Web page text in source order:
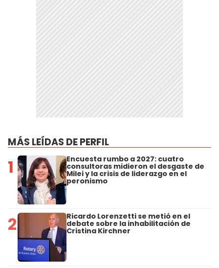
MÁS LEÍDAS DE PERFIL
1 Encuesta rumbo a 2027: cuatro
consultoras midieron el desgaste de
Milei y la crisis de liderazgo en el
peronismo
2 Ricardo Lorenzetti se metió en el
debate sobre la inhabilitación de
Cristina Kirchner